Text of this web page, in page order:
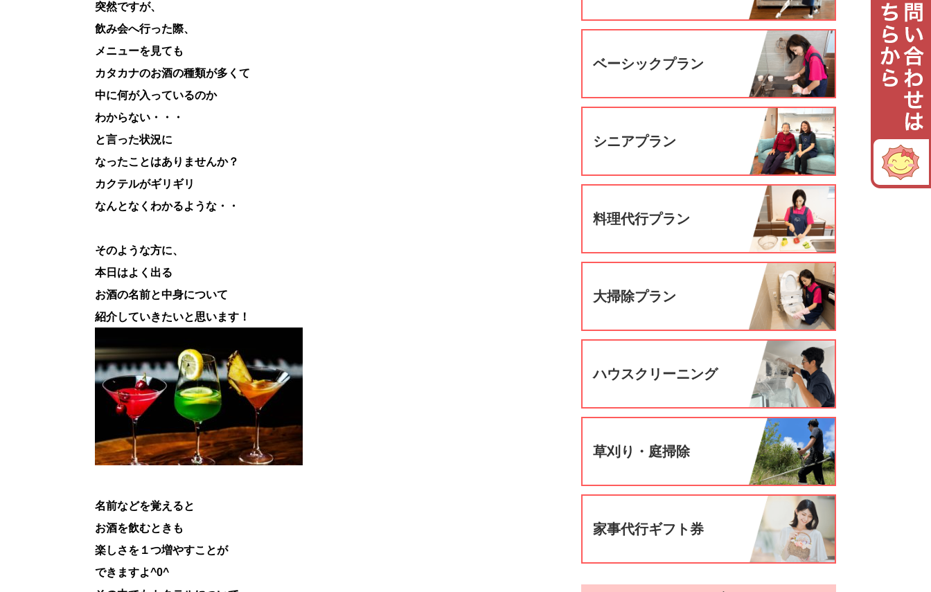
突然ですが、
飲み会へ行った際、
メニューを見ても
カタカナのお酒の種類が多くて
中に何が入っているのか
わからない・・・
と言った状況に
なったことはありませんか？
カクテルがギリギリ
なんとなくわかるような・・
そのような方に、
本日はよく出る
お酒の名前と中身について
紹介していきたいと思います！
名前などを覚えると
お酒を飲むときも
楽しさを１つ増やすことが
できますよ^0^
ベーシックプラン
シニアプラン
料理代行プラン
大掃除プラン
ハウスクリーニング
草刈り・庭掃除
家事代行ギフト券